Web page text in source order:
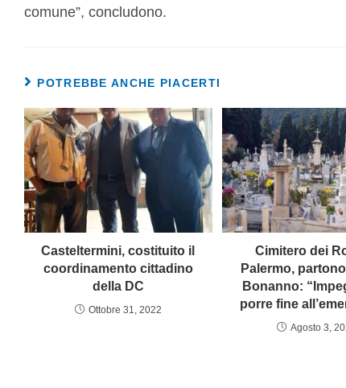
comune”, concludono.
POTREBBE ANCHE PIACERTI
Casteltermini, costituito il
coordinamento cittadino
della DC
Ottobre 31, 2022
Cimitero dei
Palermo,
Bonanno:
porre fine
Agosto 3,